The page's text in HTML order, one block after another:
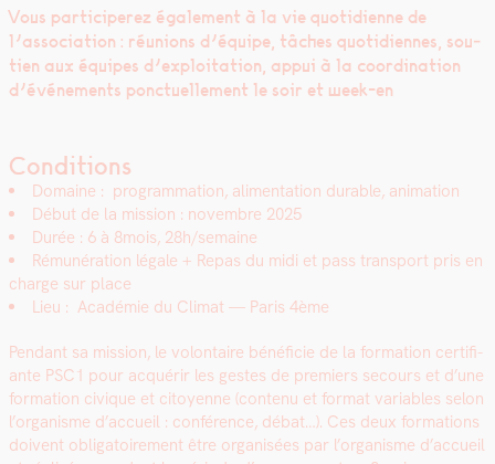
Vous par­ticiperez égale­ment à la vie quo­ti­di­enne de
l’association : réu­nions d’équipe, tâch­es quo­ti­di­ennes, sou­
tien aux équipes d’exploitation, appui à la coor­di­na­tion
d’événements ponctuelle­ment le soir et week-en
Conditions
Domaine : pro­gram­ma­tion, ali­men­ta­tion durable, ani­ma­tion
Début de la mis­sion : novem­bre 2025
Durée : 6 à 8mois, 28h/semaine
Rémunéra­tion légale + Repas du midi et pass trans­port pris en
charge sur place
Lieu : Académie du Cli­mat — Paris 4ème
Pen­dant sa mis­sion, le volon­taire béné­fi­cie de la for­ma­tion cer­ti­fi­
ante PSC1 pour acquérir les gestes de pre­miers sec­ours et d’une
for­ma­tion civique et citoyenne (con­tenu et for­mat vari­ables selon
l’or­gan­isme d’ac­cueil : con­férence, débat…). Ces deux for­ma­tions
doivent oblig­a­toire­ment être organ­isées par l’or­gan­isme d’ac­cueil